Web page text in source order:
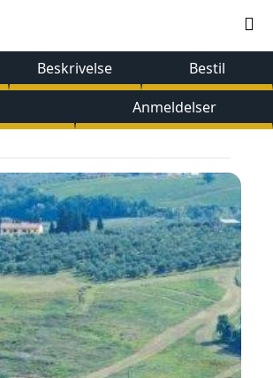
Beskrivelse
Bestil
Anmeldelser